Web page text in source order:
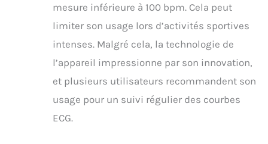
mesure inférieure à 100 bpm. Cela peut
limiter son usage lors d’activités sportives
intenses. Malgré cela, la technologie de
l’appareil impressionne par son innovation,
et plusieurs utilisateurs recommandent son
usage pour un suivi régulier des courbes
ECG.